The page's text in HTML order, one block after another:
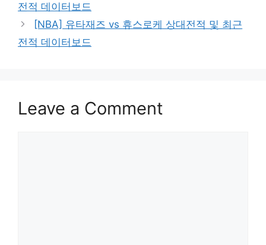
전적 데이터보드
[NBA] 유타재즈 vs 휴스로케 상대전적 및 최근
전적 데이터보드
Leave a Comment